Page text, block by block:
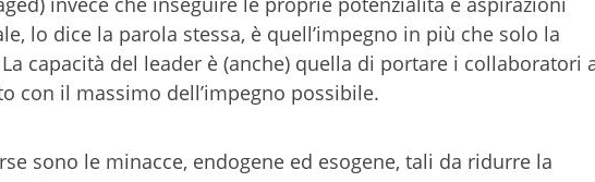
lo dice la parola stessa, è quell’impegno in più che solo la
capacità del leader è (anche) quella di portare i collaboratori
con il massimo dell’impegno possibile.
sono le minacce, endogene ed esogene, tali da ridurre la